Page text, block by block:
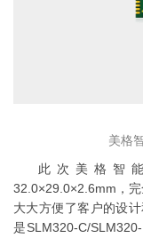
美格
此次美格智
32.0×29.0×2.6mm，
大大方便了客户的设
是SLM320-C/